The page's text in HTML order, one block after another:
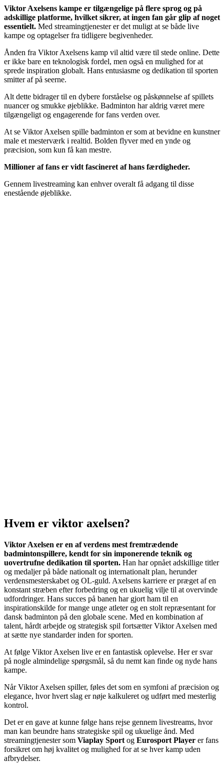
Viktor Axelsens kampe er tilgængelige på flere sprog og på
adskillige platforme, hvilket sikrer, at ingen fan går glip af noget
essentielt. Med streamingtjenester er det muligt at se både live
kampe og optagelser fra tidligere begivenheder.
Ånden fra Viktor Axelsens kamp vil altid være til stede online. Dette
er ikke bare en teknologisk fordel, men også en mulighed for at
sprede inspiration globalt. Hans entusiasme og dedikation til sporten
smitter af på seerne.
Alt dette bidrager til en dybere forståelse og påskønnelse af spillets
nuancer og smukke øjeblikke. Badminton har aldrig været mere
tilgængeligt og engagerende for fans verden over.
At se Viktor Axelsen spille badminton er som at bevidne en kunstner
male et mesterværk i realtid. Bolden flyver med en ynde og
præcision, som kun få kan mestre.
Millioner af fans er vidt fascineret af hans færdigheder.
Gennem livestreaming kan enhver overalt få adgang til disse
enestående øjeblikke.
Hvem er viktor axelsen?
Viktor Axelsen er en af verdens mest fremtrædende
badmintonspillere, kendt for sin imponerende teknik og
uovertrufne dedikation til sporten. Han har opnået adskillige titler
og medaljer på både nationalt og internationalt plan, herunder
verdensmesterskabet og OL-guld. Axelsens karriere er præget af en
konstant stræben efter forbedring og en ukuelig vilje til at overvinde
udfordringer. Hans succes på banen har gjort ham til en
inspirationskilde for mange unge atleter og en stolt repræsentant for
dansk badminton på den globale scene. Med en kombination af
talent, hårdt arbejde og strategisk spil fortsætter Viktor Axelsen med
at sætte nye standarder inden for sporten.
At følge Viktor Axelsen live er en fantastisk oplevelse. Her er svar
på nogle almindelige spørgsmål, så du nemt kan finde og nyde hans
kampe.
Når Viktor Axelsen spiller, føles det som en symfoni af præcision og
elegance, hvor hvert slag er nøje kalkuleret og udført med mesterlig
kontrol.
Det er en gave at kunne følge hans rejse gennem livestreams, hvor
man kan beundre hans strategiske spil og ukuelige ånd. Med
streamingtjenester som Viaplay Sport og Eurosport Player er fans
forsikret om høj kvalitet og mulighed for at se hver kamp uden
afbrydelser.